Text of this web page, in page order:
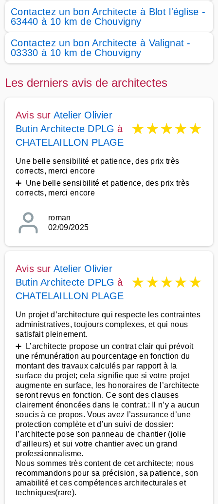
Contactez un bon Architecte à Blot l'église -
63440 à 10 km de Chouvigny
Contactez un bon Architecte à Valignat -
03330 à 10 km de Chouvigny
Les derniers avis de architectes
Avis sur Atelier Olivier
Butin Architecte DPLG à
CHATELAILLON PLAGE
★★★★★
Une belle sensibilité et patience, des prix très
corrects, merci encore
➕ Une belle sensibilité et patience, des prix très
corrects, merci encore
roman
02/09/2025
Avis sur Atelier Olivier
Butin Architecte DPLG à
CHATELAILLON PLAGE
★★★★★
Un projet d’architecture qui respecte les contraintes
administratives, toujours complexes, et qui nous
satisfait pleinement.
➕ L’architecte propose un contrat clair qui prévoit
une rémunération au pourcentage en fonction du
montant des travaux calculés par rapport à la
surface du projet; cela signifie que si votre projet
augmente en surface, les honoraires de l’architecte
seront revus en fonction. Ce sont des clauses
clairement énoncées dans le contrat.: Il n’y a aucun
soucis à ce propos. Vous avez l’assurance d’une
protection complète et d’un suivi de dossier:
l’architecte pose son panneau de chantier (jolie
d’ailleurs) et sui votre chantier avec un grand
professionnalisme.
Nous sommes très content de cet architecte; nous
recommandons pour sa précision, sa patience, son
amabilité et ces compétences architecturales et
techniques(rare).